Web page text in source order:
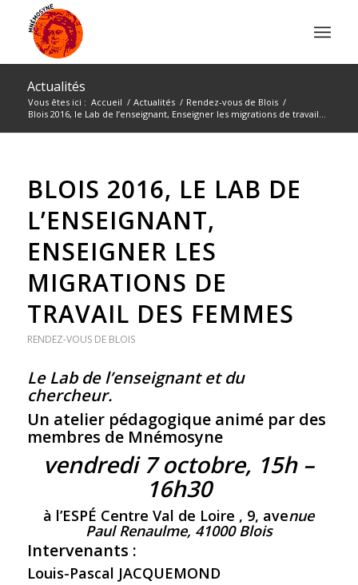
Actualités
Vous êtes ici : Accueil / Actualités / Rendez-vous de Blois /
Blois 2016, le Lab de l’enseignant, Enseigner les migrations de travail...
BLOIS 2016, LE LAB DE
L’ENSEIGNANT,
ENSEIGNER LES
MIGRATIONS DE
TRAVAIL DES FEMMES
RENDEZ-VOUS DE BLOIS
Le Lab de l’enseignant et du
chercheur.
Un atelier pédagogique animé par des
membres de Mnémosyne
vendredi 7 octobre, 15h –
16h30
à l’ESPÉ Centre Val de Loire , 9, avenue
Paul Renaulme, 41000 Blois
Intervenants :
Louis-Pascal JACQUEMOND